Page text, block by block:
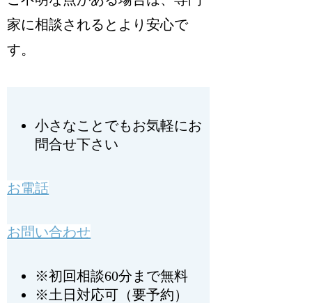
家に相談されるとより安心で
す。
小さなことでもお気軽にお
問合せ下さい
お電話
お問い合わせ
※初回相談60分まで無料
※土日対応可（要予約）